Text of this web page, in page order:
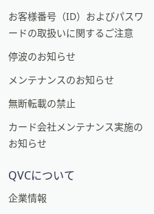
お客様番号（ID）およびパスワ
ードの取扱いに関するご注意
停波のお知らせ
メンテナンスのお知らせ
無断転載の禁止
カード会社メンテナンス実施の
お知らせ
QVCについて
企業情報